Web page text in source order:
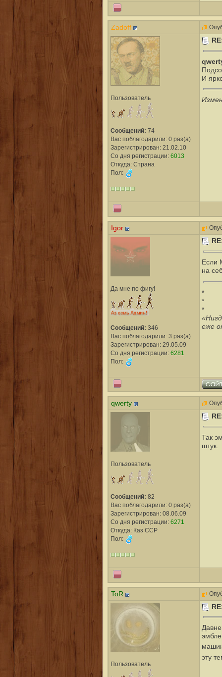
Zadoff
Пользователь
Сообщений: 74
Вас поблагодарили: 0 раз(а)
Зарегистрирован: 21.02.10
Со дня регистрации: 6013
Откуда: Страна
Пол:
И
Igor
Да мне по фигу!
Сообщений: 346
Вас поблагодарили: 3 раз(а)
Зарегистрирован: 29.05.09
Со дня регистрации: 6281
Пол:
Если
на
*
*
*
еже
qwerty
Пользователь
Сообщений: 82
Вас поблагодарили: 0 раз(а)
Зарегистрирован: 08.06.09
Со дня регистрации: 6271
Откуда: Каз ССР
Пол:
Так
штук.
ToR
Пользователь
эту